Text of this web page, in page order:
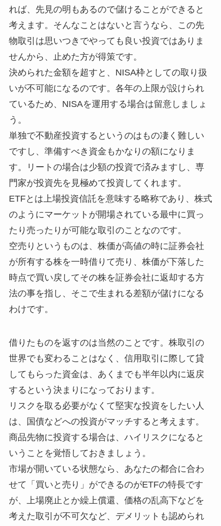
れば、先見の明もあるので儲けることができると
考えます。そんなことはないと言うなら、この先
物取引は思いつきでやっても良い投資ではありま
せんから、止めた方が得策です。
決められた金額を超すと、NISA枠としての取り扱
いが不可能になるのです。各年の上限が設けられ
ているため、NISAを運用する場合は留意しましょ
う。
単独で不動産投資するというのはもの凄く難しい
ですし、準備すべき資金もかなりの額になりま
す。リートの場合は少額の投資で済みますし、専
門家が投資先を見極めて投資してくれます。
ETFとは上場投資信託を意味する略称であり、株式
のようにマーケットが開場されている最中に買っ
たり売ったりが可能な取引のことなのです。
空売りというものは、株価が高値の時に証券会社
が所有する株を一時借りて売り、株価が下落した
時点で買い戻してその株を証券会社に返却する方
法の事を指し、そこで生まれる差額が儲けになる
わけです。
借りたものを返すのは当然のことです。株取引の
世界でも変わることはなく、信用取引に際して貸
してもらった資金は、あくまでも半年以内に返戻
するという決まりになっております。
リスクを取る必要がなくて堅実な投資をしたい人
は、国債などへの投資がマッチすると考えます。
商品先物に投資する場合は、ハイリスクになると
いうことを覚悟しておきましょう。
市場が開いている状態なら、あなたの都合に合わ
せて「買いと売り」ができるのがETFの特長です
が、上場廃止とか繰上償還、価格の乱高下などを
考えた取引が不可欠など、デメリットも認められ